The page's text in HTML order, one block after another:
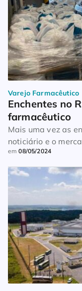
créditos advindos
Varejo Farmacêutico
Enchentes no
farmacêutico
Mais uma vez as
noticiário e o
arrecadar fundos e
que congrega as
destinará todo o
Solidário no mês
cada centavo
em08/05/2024